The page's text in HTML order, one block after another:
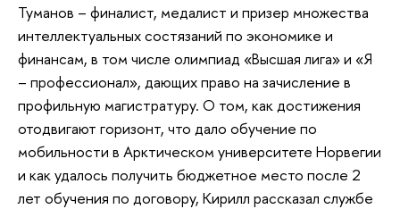
Туманов – финалист, медалист и призер множества
интеллектуальных состязаний по экономике и
финансам, в том числе олимпиад «Высшая лига» и «Я
– профессионал», дающих право на зачисление в
профильную магистратуру. О том, как достижения
отодвигают горизонт, что дало обучение по
мобильности в Арктическом университете Норвегии
и как удалось получить бюджетное место после 2
лет обучения по договору, Кирилл рассказал службе